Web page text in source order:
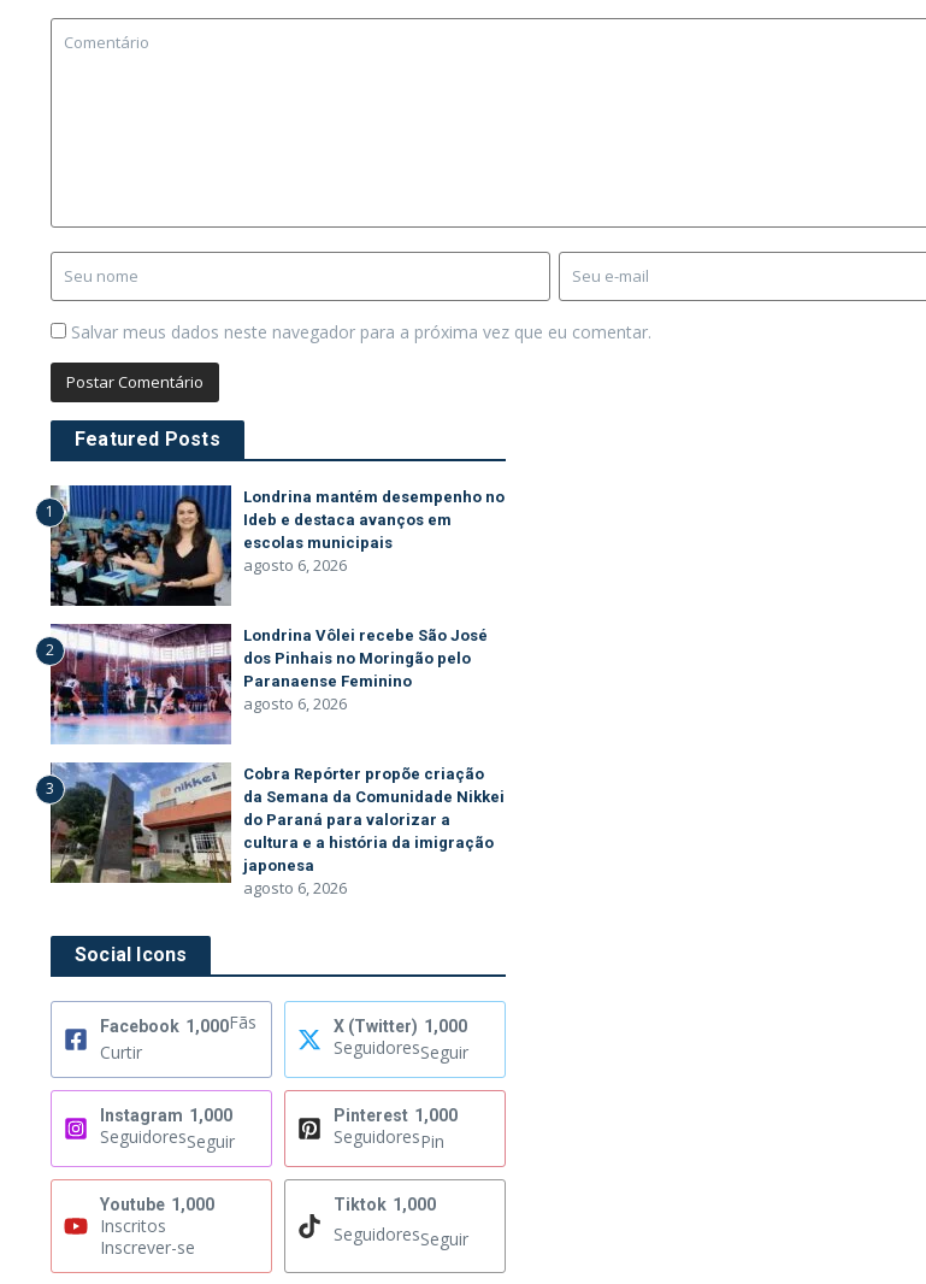
Salvar meus dados neste navegador para a próxima vez que eu comentar.
Featured Posts
1
Londrina mantém desempenho no
Ideb e destaca avanços em
escolas municipais
agosto 6, 2026
2
Londrina Vôlei recebe São José
dos Pinhais no Moringão pelo
Paranaense Feminino
agosto 6, 2026
3
Cobra Repórter propõe criação
da Semana da Comunidade Nikkei
do Paraná para valorizar a
cultura e a história da imigração
japonesa
agosto 6, 2026
Social Icons
Facebook 1,000Fãs
Curtir
X (Twitter) 1,000
SeguidoresSeguir
Instagram 1,000
SeguidoresSeguir
Pinterest 1,000
SeguidoresPin
Youtube 1,000
Inscritos
Inscrever-se
Tiktok 1,000
SeguidoresSeguir